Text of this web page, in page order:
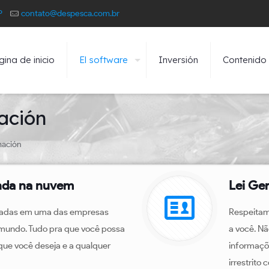
contato@despesca.com.br
de inicio El software Inversión Contenido
na nuvem
em uma das empresas
Tudo pra que você possa
você deseja e a qualquer
Lei
a você.
irrestrito